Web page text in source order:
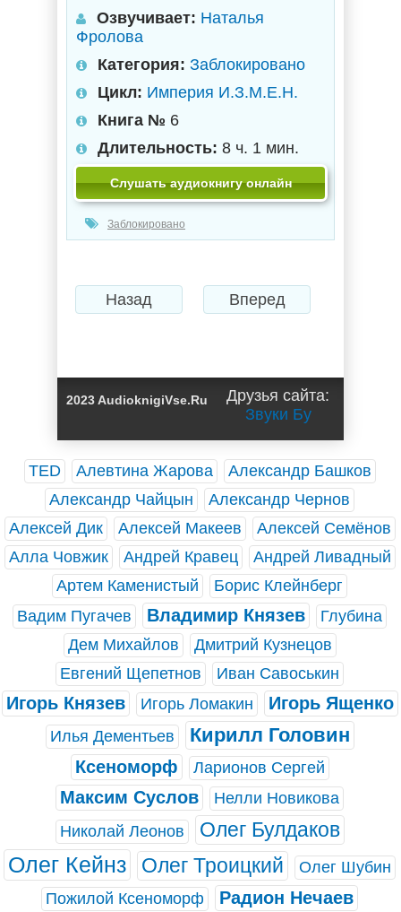
Озвучивает: Наталья
Фролова
Категория: Заблокировано
Цикл: Империя И.З.М.Е.Н.
Книга № 6
Длительность: 8 ч. 1 мин.
Слушать аудиокнигу онлайн
Заблокировано
Назад Вперед
2023 AudioknigiVse.Ru
Друзья сайта:
Звуки Бу
TED Алевтина Жарова
Александр Башков
Александр Чайцын
Александр Чернов
Алексей Дик
Алексей Макеев
Алексей Семёнов
Алла Човжик
Андрей Кравец
Андрей Ливадный
Артем Каменистый
Борис Клейнберг
Вадим Пугачев
Владимир Князев
Глубина
Дем Михайлов
Дмитрий Кузнецов
Евгений Щепетнов
Иван Савоськин
Игорь Князев Игорь Ломакин Игорь Ященко
Илья Дементьев Кирилл Головин
Ксеноморф Ларионов Сергей
Максим Суслов
Нелли Новикова
Николай Леонов
Олег Булдаков
Олег Кейнз Олег Троицкий
Олег Шубин
Пожилой Ксеноморф
Радион Нечаев